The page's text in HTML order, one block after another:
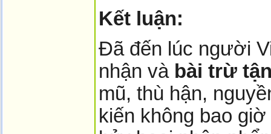
Kết luận:
Đã đến lúc người
nhận và bài trừ
mũ, thù hận,
kiến không bao